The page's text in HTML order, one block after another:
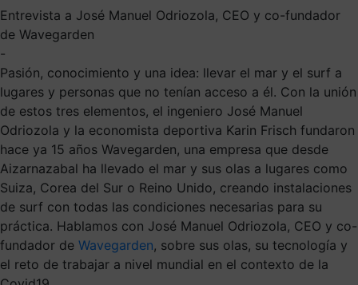
Entrevista a José Manuel Odriozola, CEO y co-fundador
de Wavegarden
-
Pasión, conocimiento y una idea: llevar el mar y el surf a
lugares y personas que no tenían acceso a él. Con la unión
de estos tres elementos, el ingeniero José Manuel
Odriozola y la economista deportiva Karin Frisch fundaron
hace ya 15 años Wavegarden, una empresa que desde
Aizarnazabal ha llevado el mar y sus olas a lugares como
Suiza, Corea del Sur o Reino Unido, creando instalaciones
de surf con todas las condiciones necesarias para su
práctica. Hablamos con José Manuel Odriozola, CEO y co-
fundador de Wavegarden, sobre sus olas, su tecnología y
el reto de trabajar a nivel mundial en el contexto de la